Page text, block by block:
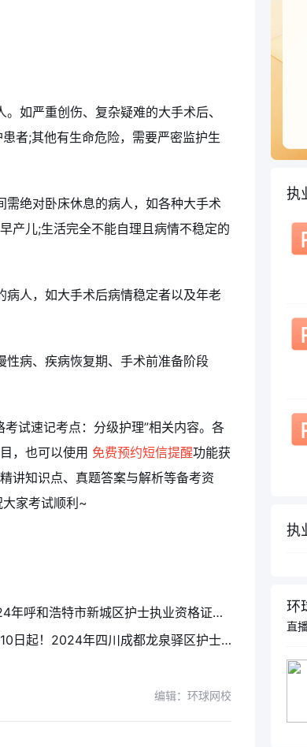
如严重创伤、复杂疑难的大手术后、
者;其他有生命危险，需要严密监护生
绝对卧床休息的病人，如各种大手术
产儿;生活完全不能自理且病情不稳定的
人，如大手术后病情稳定者以及年老
性病、疾病恢复期、手术前准备阶段
试速记考点：分级护理”相关内容。各
，也可以使用 免费预约短信提醒功能获
讲知识点、真题答案与解析等备考资
家考试顺利~
2024年呼和浩特市新城区护士执业资格证领取通知
9月10日起！2024年四川成都龙泉驿区护士执业资格证书领取通知
编辑：环球网校
执
执
环
直